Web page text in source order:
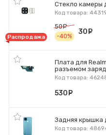
Стекло камеры
Код товара:
Распродажа
50
руб.
-40%
30
Плата для
разъемом
Код товара:
530
Задняя крышка
Код товара: